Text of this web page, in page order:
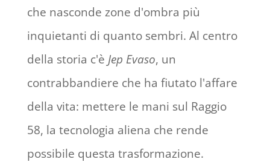
che nasconde zone d'ombra più
inquietanti di quanto sembri. Al centro
della storia c'è Jep Evaso, un
contrabbandiere che ha fiutato l'affare
della vita: mettere le mani sul Raggio
58, la tecnologia aliena che rende
possibile questa trasformazione.